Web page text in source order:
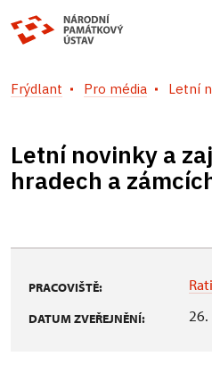
Frýdlant Pro média Letní
Letní novinky a
hradech a
PRACOVIŠTĚ:
DATUM ZVEŘEJNĚNÍ: